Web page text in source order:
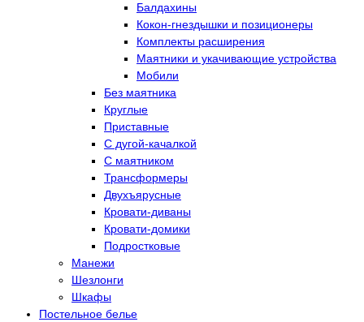
Балдахины
Кокон-гнездышки и позиционеры
Комплекты расширения
Маятники и укачивающие устройства
Мобили
Без маятника
Круглые
Приставные
С дугой-качалкой
С маятником
Трансформеры
Двухъярусные
Кровати-диваны
Кровати-домики
Подростковые
Манежи
Шезлонги
Шкафы
Постельное белье